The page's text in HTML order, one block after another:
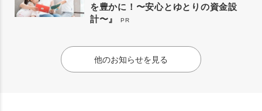
を豊かに！〜安心とゆとりの資金設
計〜』
PR
他のお知らせを見る